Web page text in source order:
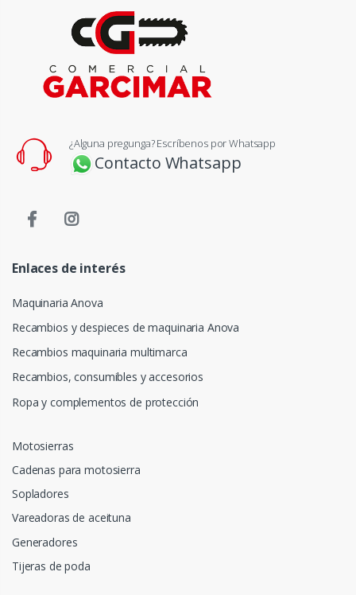
¿Alguna pregunga? Escríbenos por Whatsapp
Contacto Whatsapp
Enlaces de interés
Maquinaria Anova
Recambios y despieces de maquinaria Anova
Recambios maquinaria multimarca
Recambios, consumibles y accesorios
Ropa y complementos de protección
Motosierras
Cadenas para motosierra
Sopladores
Vareadoras de aceituna
Generadores
Tijeras de poda